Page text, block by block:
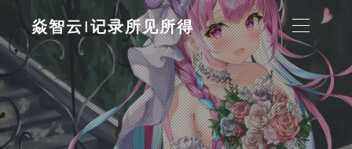
焱智云|记录所见所得